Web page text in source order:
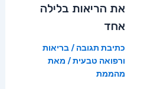
את הריאות בלילה
אחד
כתיבת תגובה /בריאות
ורפואה טבעית/ מאת
מהממת